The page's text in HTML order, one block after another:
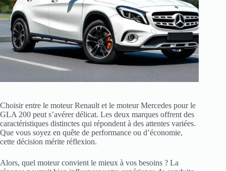
Choisir entre le moteur Renault et le moteur Mercedes pour le
GLA 200 peut s’avérer délicat. Les deux marques offrent des
caractéristiques distinctes qui répondent à des attentes variées.
Que vous soyez en quête de performance ou d’économie,
cette décision mérite réflexion.
Alors, quel moteur convient le mieux à vos besoins ? La